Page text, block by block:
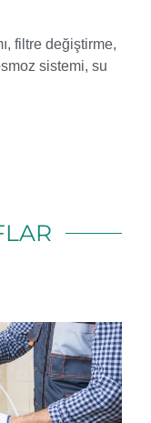
, filtre değiştirme,
sistemi, su